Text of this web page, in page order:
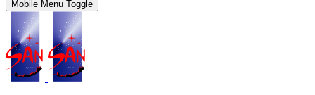
Mobile Menu Toggle